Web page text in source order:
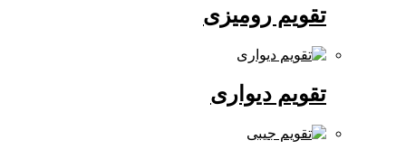
تقویم رومیزی
تقویم دیواری